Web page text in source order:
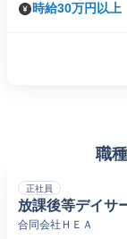
時給30万円以上
職
正社員
放課後等デイサ
合同会社ＨＥＡ